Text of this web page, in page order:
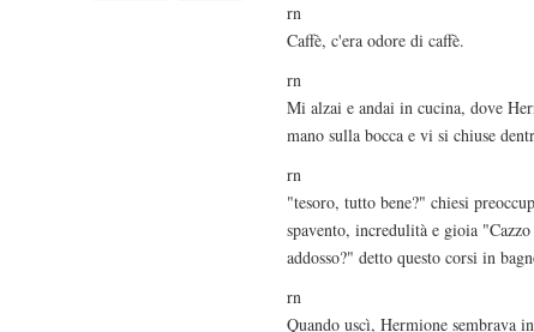
rn
Caffè, c'era odore di caffè.
rn
Mi alzai e andai in cucina, dove
mano sulla bocca e vi si chiuse
rn
"tesoro, tutto bene?" chiesi
spavento, incredulità e gioia
addosso?" detto questo corsi in
rn
Quando uscì, Hermione sembrava